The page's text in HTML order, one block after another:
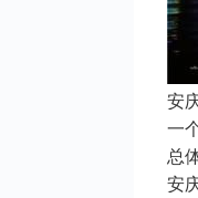
安
一
总
安